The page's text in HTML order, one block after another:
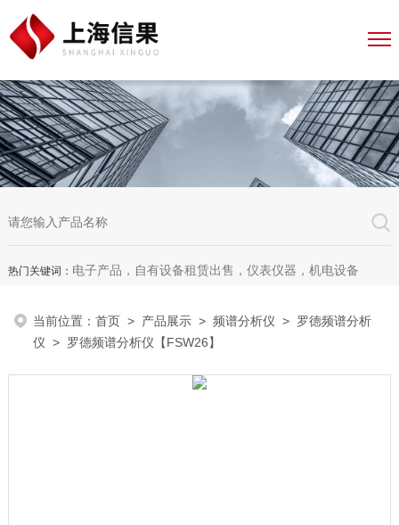
热门关键词： 电子产品，自有设备租赁出售，仪表仪器，机电设备
当前位置：首页 > 产品展示 >频谱分析仪 > 罗德频谱分析
仪 > 罗德频谱分析仪【FSW26】